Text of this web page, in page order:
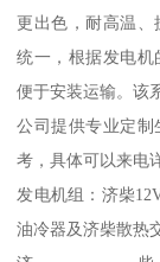
更出色，耐高温、
统一，根据发电机
便于安装运输。该
公司提供专业定制
考，具体可以来电
发电机组：济柴
油冷器及济柴散热